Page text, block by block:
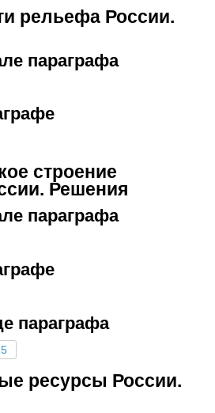
рельефа России.
параграфа
строение
Решения
параграфа
параграфа
5
ресурсы России.